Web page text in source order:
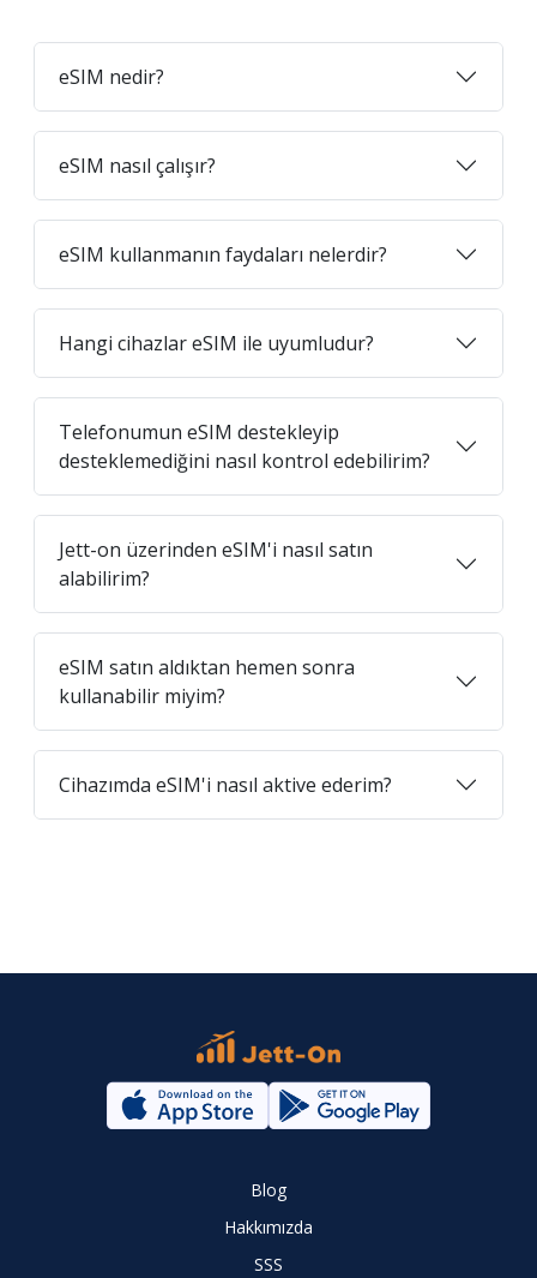
eSIM nedir?
eSIM nasıl çalışır?
eSIM kullanmanın faydaları nelerdir?
Hangi cihazlar eSIM ile uyumludur?
Telefonumun eSIM destekleyip
desteklemediğini nasıl kontrol edebilirim?
Jett-on üzerinden eSIM'i nasıl satın
alabilirim?
eSIM satın aldıktan hemen sonra
kullanabilir miyim?
Cihazımda eSIM'i nasıl aktive ederim?
Blog
Hakkımızda
SSS